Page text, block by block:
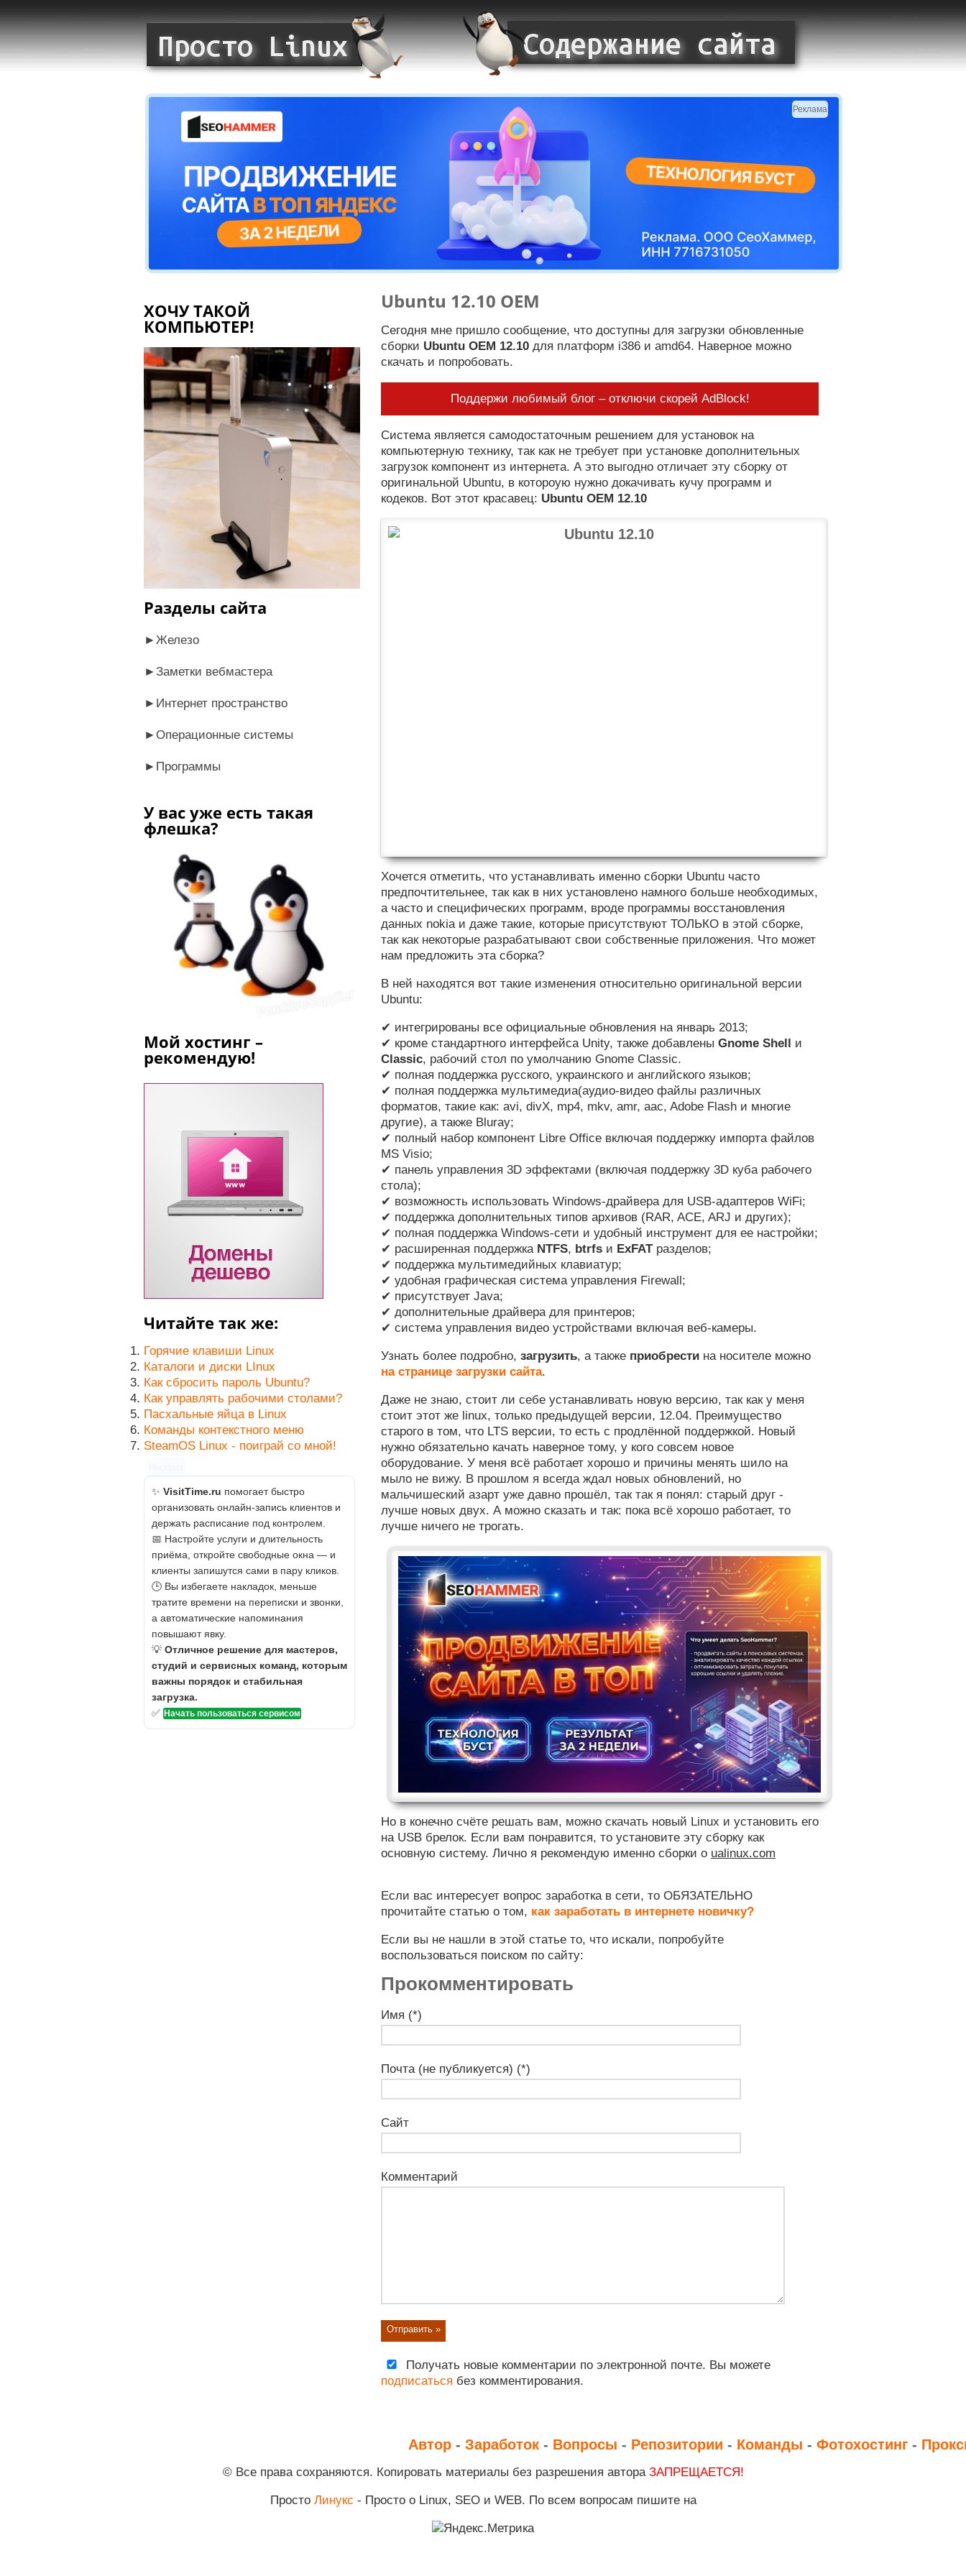
Реклама
Ubuntu 12.10 OEM
Сегодня мне пришло сообщение, что доступны для загрузки обновленные
сборки Ubuntu OEM 12.10 для платформ i386 и amd64. Наверное можно
скачать и попробовать.
Поддержи любимый блог – отключи скорей AdBlock!
Система является самодостаточным решением для установок на
компьютерную технику, так как не требует при установке дополнительных
загрузок компонент из интернета. А это выгодно отличает эту сборку от
оригинальной Ubuntu, в котороую нужно докачивать кучу программ и
кодеков. Вот этот красавец: Ubuntu OEM 12.10
Хочется отметить, что устанавливать именно сборки Ubuntu часто
предпочтительнее, так как в них установлено намного больше необходимых,
а часто и специфических программ, вроде программы восстановления
данных nokia и даже такие, которые присутствуют ТОЛЬКО в этой сборке,
так как некоторые разрабатывают свои собственные приложения. Что может
нам предложить эта сборка?
В ней находятся вот такие изменения относительно оригинальной версии
Ubuntu:
✔ интегрированы все официальные обновления на январь 2013;
✔ кроме стандартного интерфейса Unity, также добавлены Gnome Shell и
Classic, рабочий стол по умолчанию Gnome Classic.
✔ полная поддержка русского, украинского и английского языков;
✔ полная поддержка мультимедиа(аудио-видео файлы различных
форматов, такие как: avi, divX, mp4, mkv, amr, aac, Adobe Flash и многие
другие), а также Bluray;
✔ полный набор компонент Libre Office включая поддержку импорта файлов
MS Visio;
✔ панель управления 3D эффектами (включая поддержку 3D куба рабочего
стола);
✔ возможность использовать Windows-драйвера для USB-адаптеров WiFi;
✔ поддержка дополнительных типов архивов (RAR, ACE, ARJ и других);
✔ полная поддержка Windows-сети и удобный инструмент для ее настройки;
✔ расширенная поддержка NTFS, btrfs и ExFATразделов;
✔ поддержка мультимедийных клавиатур;
✔ удобная графическая система управления Firewall;
✔ присутствует Java;
✔ дополнительные драйвера для принтеров;
✔ система управления видео устройствами включая веб-камеры.
Узнать более подробно, загрузить, а также приобрести на носителе можно
на странице загрузки сайта.
Даже не знаю, стоит ли себе устанавливать новую версию, так как у меня
стоит этот же linux, только предыдущей версии, 12.04. Преимущество
старого в том, что LTS версии, то есть с продлённой поддержкой. Новый
нужно обязательно качать наверное тому, у кого совсем новое
оборудование. У меня всё работает хорошо и причины менять шило на
мыло не вижу. В прошлом я всегда ждал новых обновлений, но
мальчишеский азарт уже давно прошёл, так так я понял: старый друг -
лучше новых двух. А можно сказать и так: пока всё хорошо работает, то
лучше ничего не трогать.
Реклама
Но в конечно счёте решать вам, можно скачать новый Linux и установить его
на USB брелок. Если вам понравится, то установите эту сборку как
основную систему. Лично я рекомендую именно сборки о ualinux.com
Если вас интересует вопрос заработка в сети, то ОБЯЗАТЕЛЬНО
прочитайте статью о том, как заработать в интернете новичку?
Если вы не нашли в этой статье то, что искали, попробуйте
воспользоваться поиском по сайту:
Прокомментировать
Имя (*)
Почта (не публикуется) (*)
Сайт
Комментарий
Получать новые комментарии по электронной почте. Вы можете
подписаться без комментирования.
ХОЧУ ТАКОЙ
КОМПЬЮТЕР!
Разделы сайта
► Железо
► Заметки вебмастера
► Интернет пространство
► Операционные системы
► Программы
У вас уже есть такая
флешка?
Мой хостинг –
рекомендую!
Читайте так же:
Горячие клавиши Linux
Каталоги и диски LInux
Как сбросить пароль Ubuntu?
Как управлять рабочими столами?
Пасхальные яйца в Linux
Команды контекстного меню
SteamOS Linux - поиграй со мной!
✨ VisitTime.ru помогает быстро
организовать онлайн-запись клиентов и
держать расписание под контролем.
📅 Настройте услуги и длительность
приёма, откройте свободные окна — и
клиенты запишутся сами в пару кликов.
🕒 Вы избегаете накладок, меньше
тратите времени на переписки и звонки,
а автоматические напоминания
повышают явку.
💡 Отличное решение для мастеров,
студий и сервисных команд, которым
важны порядок и стабильная
загрузка.
✅ Начать пользоваться сервисом
Автор- Заработок- Вопросы - Репозитории - Команды - Фотохостинг-
© Все права сохраняются. Копировать материалы без разрешения автора ЗАПРЕЩАЕТСЯ!
Просто Линукс - Просто о Linux, SEO и WEB. По всем вопросам пишите на